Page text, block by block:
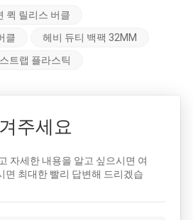
퀵 릴리스 버클
클
헤비 듀티 백팩 32MM
트랩 플라스틱
주세요
자세한 내용을 알고 싶으시면 여
면 최대한 빨리 답변해 드리겠습